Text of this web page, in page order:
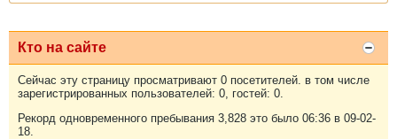
Кто на сайте
Сейчас эту страницу просматривают 0 посетителей. в том числе
зарегистрированных пользователей: 0, гостей: 0.
Рекорд одновременного пребывания 3,828 это было 06:36 в 09-02-
18.